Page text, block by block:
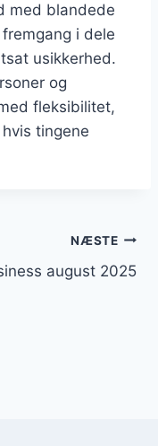
med blandede
i dele
usikkerhed.
og
fleksibilitet,
tingene
NÆSTE
august 2025